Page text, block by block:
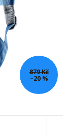
879 Kč
–20 %